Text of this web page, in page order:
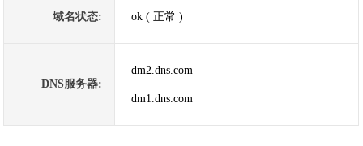
域名状态: ok ( 正常 )
DNS服务器:
dm2.dns.com
dm1.dns.com